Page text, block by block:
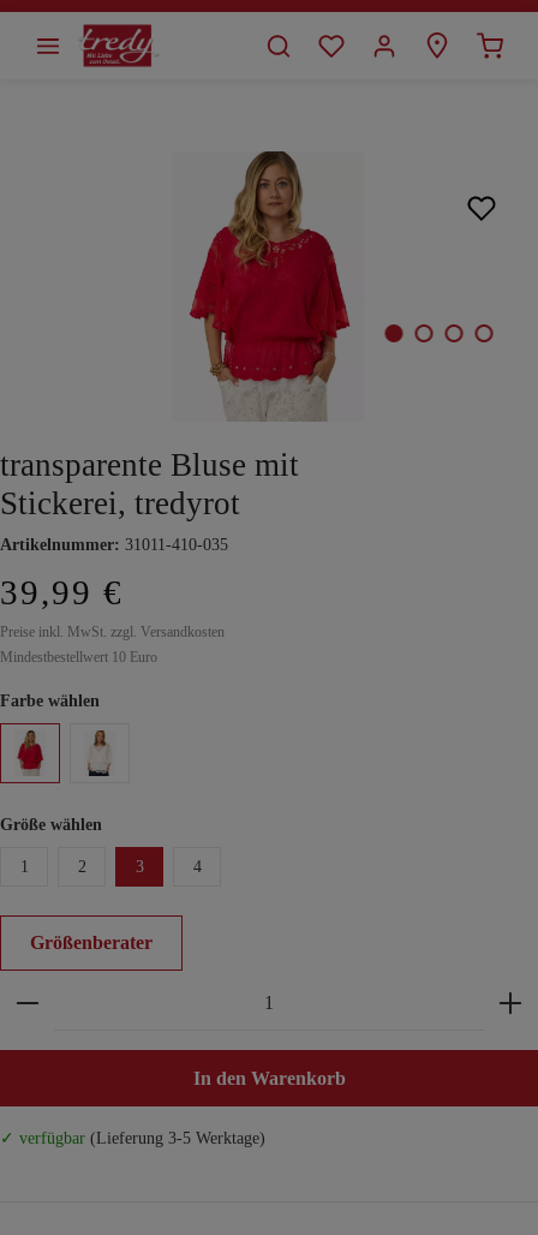
springen
transparente Bluse mit
Stickerei, tredyrot
Artikelnummer: 31011-410-035
39,99 €
Preise inkl. MwSt. zzgl. Versandkosten
Mindestbestellwert 10 Euro
Farbe wählen
Größe wählen
1 2 3 4
Größenberater
Produkt Anzahl: Gib den gewünschten Wert ein
In den Warenkorb
✓ verfügbar (Lieferung 3-5 Werktage)